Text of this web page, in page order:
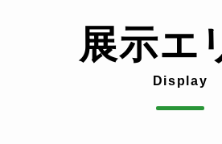
展示エ
Display